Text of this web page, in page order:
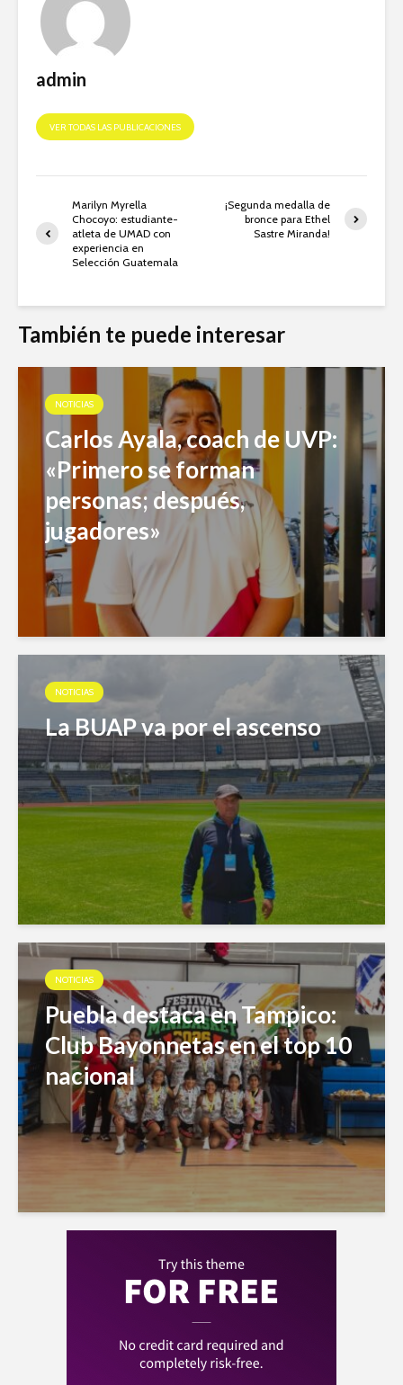
admin
VER TODAS LAS PUBLICACIONES
Marilyn Myrella
Chocoyo: estudiante-
atleta de UMAD con
experiencia en
Selección Guatemala
¡Segunda medalla de
bronce para Ethel
Sastre Miranda!
También te puede interesar
NOTICIAS
Carlos Ayala, coach de UVP:
«Primero se forman
personas; después,
jugadores»
NOTICIAS
La BUAP va por el ascenso
NOTICIAS
Puebla destaca en Tampico:
Club Bayonnetas en el top 10
nacional